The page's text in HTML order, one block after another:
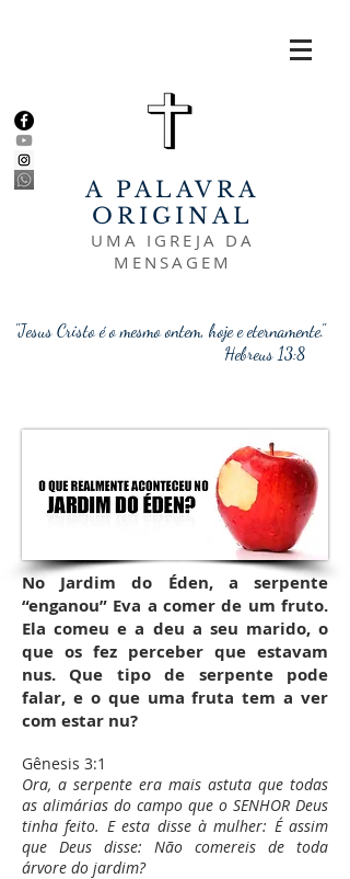
A PALAVRA
ORIGINAL
UMA IGREJA DA
MENSAGEM
"Jesus Cristo é o mesmo ontem, hoje e eternamente."
Hebreus 13:8
No Jardim do Éden, a serpente
“enganou” Eva a comer de um fruto.
Ela comeu e a deu a seu marido, o
que os fez perceber que estavam
nus. Que tipo de serpente pode
falar, e o que uma fruta tem a ver
com estar nu?
Gênesis 3:1
Ora, a serpente era mais astuta que todas
as alimárias do campo que o SENHOR Deus
tinha feito. E esta disse à mulher: É assim
que Deus disse: Não comereis de toda
árvore do jardim?